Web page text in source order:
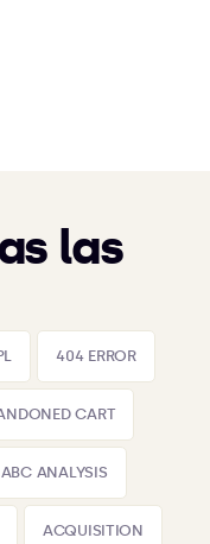
las
404 ERROR
CART
ABC ANALYSIS
ACQUISITION